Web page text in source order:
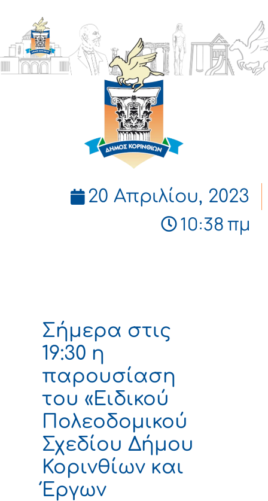
ΔΗΜΟΣ
ΚΟΡΙΝΘΙΩΝ
20 Απριλίου, 2023
10:38 πμ
Σήμερα στις
19:30 η
παρουσίαση
του «Ειδικού
Πολεοδομικού
Σχεδίου Δήμου
Κορινθίων και
Έργων